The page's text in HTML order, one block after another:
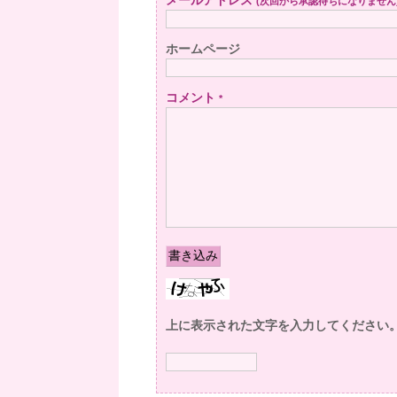
ホームページ
コメント*
上に表示された文字を入力してください